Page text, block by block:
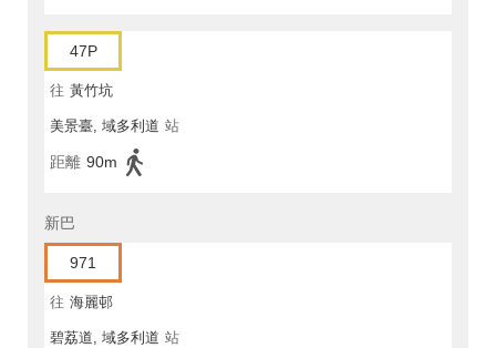
47P
往 黃竹坑
美景臺, 域多利道 站
距離 90m
新巴
971
往 海麗邨
碧荔道, 域多利道 站